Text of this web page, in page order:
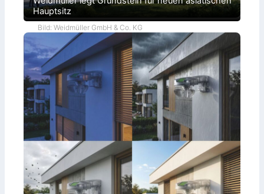
Hauptsitz
Bild: Weidmüller GmbH & Co. KG